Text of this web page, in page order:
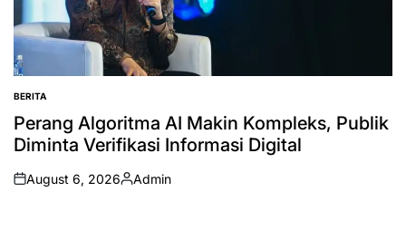
POSTED
IN
BERITA
Perang Algoritma AI Makin Kompleks, Publik
Diminta Verifikasi Informasi Digital
on
August 6, 2026
Posted
Admin